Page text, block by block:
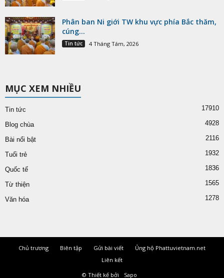
Phân ban Ni giới TW khu vực phía Bắc thăm,
cúng...
Tin tức 4 Tháng Tám, 2026
MỤC XEM NHIỀU
Tin tức 17910
Blog chùa 4928
Bài nổi bật 2116
Tuổi trẻ 1932
Quốc tế 1836
Từ thiện 1565
Văn hóa 1278
Chủ trương Biên tập Gửi bài viết
Ủng hộ Phattuvietnam.net
Liên kết
© Thiết kế bởi
Sapo